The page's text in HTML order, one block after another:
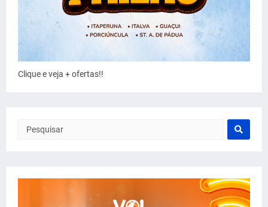
Clique e veja + ofertas!!